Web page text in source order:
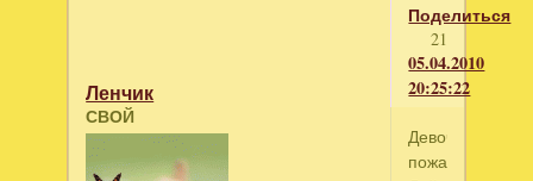
Поделиться
21
05.04.2010
20:25:22
Ленчик
СВОЙ
Девочки,
пожалуйста!